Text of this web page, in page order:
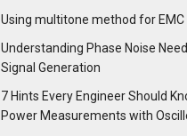
Using multitone method for
Understanding Phase Noise
Signal Generation
7 Hints Every Engineer Should
Power Measurements with